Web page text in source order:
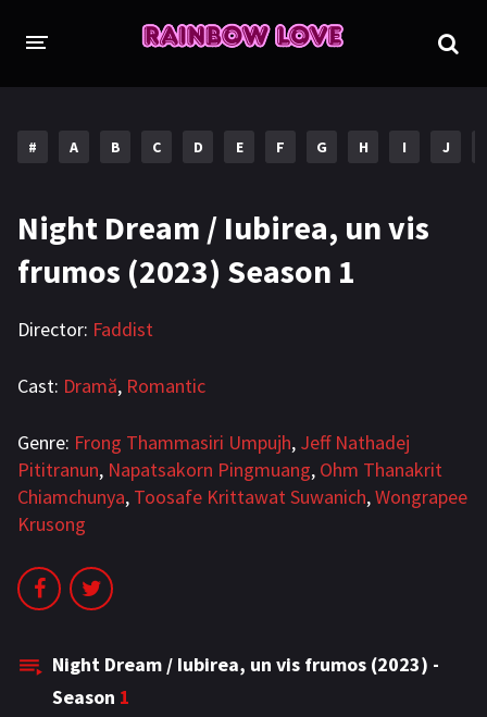
PROIECTE
ANIME FILME
EMISIUNI
ÎN LUCRU
COLECȚII LGBTQ
BL Japonia BL Taiwan
Bromance / BL China
LGBTQ+ NON-ASIA
BLOG
Articole
# A B C D E F G H I J
Night Dream / Iubirea, un vis
frumos (2023) Season 1
Director: Faddist
Cast: Dramă, Romantic
Genre: Frong Thammasiri Umpujh, Jeff Nathadej
Pititranun, Napatsakorn Pingmuang, Ohm Thanakrit
Chiamchunya, Toosafe Krittawat Suwanich,Wongrapee
Krusong
Night Dream / Iubirea, un vis frumos (2023) -
Season 1